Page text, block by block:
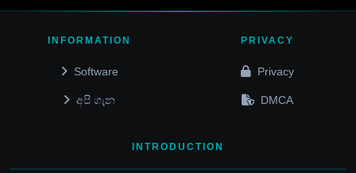
INFORMATION
Software
අපි ගැන
PRIVACY
Privacy
DMCA
INTRODUCTION